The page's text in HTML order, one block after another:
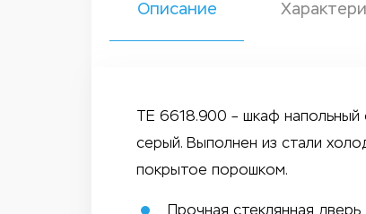
Описание
TE 6618.900 – шкаф напольный
серый. Выполнен из стали
покрытое порошком.
Прочная стеклянная дверь